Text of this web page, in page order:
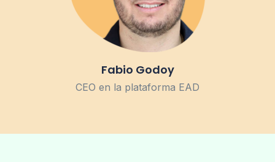
Fabio Godoy
CEO en la plataforma EAD